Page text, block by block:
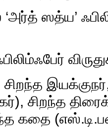
ஸத்ய’
சிறந்த
சிறந்த
கதை